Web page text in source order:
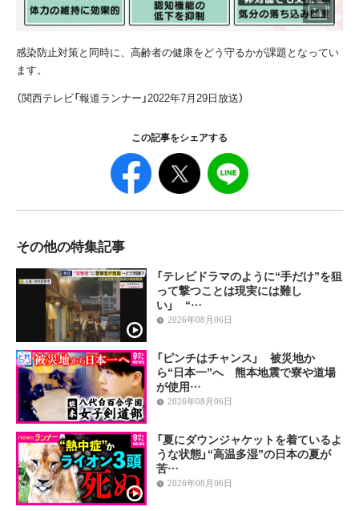
感染防止対策と同時に、高齢者の健康をどう守るかが課題となってい
ます。
（関西テレビ「報道ランナー」2022年7月29日放送）
この記事をシェアする
その他の特集記事
「テレビドラマのように“手だけ”を狙
って撃つことは現実には難し
い」 “…
2026年08月06日
「ピンチはチャンス」 被災地か
ら“日本一”へ 熊本地震で寮や道場
が使用…
2026年08月06日
「夏にダウンジャケットを着ているよ
うな状態」“高温多湿”の日本の夏が
苦…
2026年08月06日